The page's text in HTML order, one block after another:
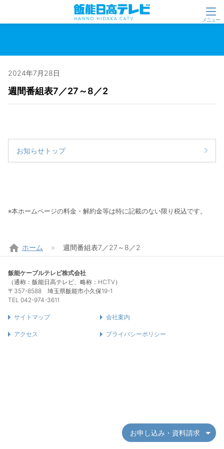
2024年7月28日
週間番組表7／27～8／2
お知らせトップ
※本ホームページの料金・解約金等は特に記載のない限り税込です。
home ホーム 週間番組表7／27～8／2
飯能ケーブルテレビ株式会社
（通称：飯能日高テレビ、略称：HCTV）
〒357-8588 埼玉県飯能市小久保19-1
TEL 042-974-3611
サイトマップ 会社案内
アクセス プライバシーポリシー
お申し込み・資料請求